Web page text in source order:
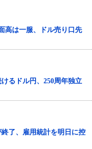
高は一服、ドル売り口先
るドル円、250周年独立
了、雇用統計を明日に控